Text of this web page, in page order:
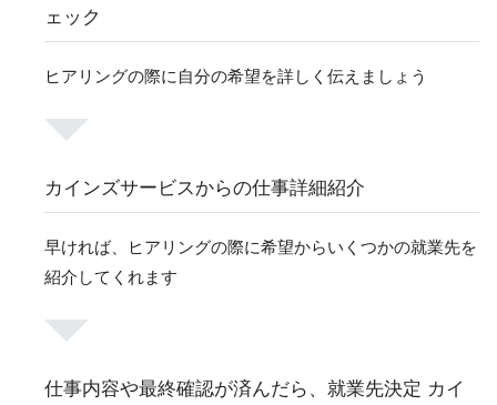
ェック
ヒアリングの際に自分の希望を詳しく伝えましょう
カインズサービスからの仕事詳細紹介
早ければ、ヒアリングの際に希望からいくつかの就業先を
紹介してくれます
仕事内容や最終確認が済んだら、就業先決定 カイ